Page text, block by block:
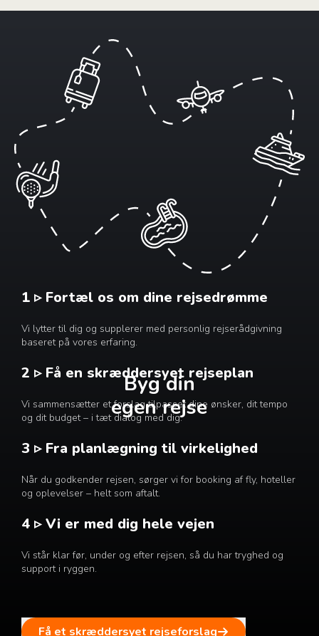
Byg din
egen rejse
1 ▹ Fortæl os om dine rejsedrømme
Vi lytter til dig og supplerer med personlig rejserådgivning
baseret på vores erfaring.
2 ▹ Få en skræddersyet rejseplan
Vi sammensætter et forslag tilpasset dine ønsker, dit tempo
og dit budget – i tæt dialog med dig.
3 ▹ Fra planlægning til virkelighed
Når du godkender rejsen, sørger vi for booking af fly, hoteller
og oplevelser – helt som aftalt.
4 ▹ Vi er med dig hele vejen
Vi står klar før, under og efter rejsen, så du har tryghed og
support i ryggen.
Få et skræddersyet rejseforslag